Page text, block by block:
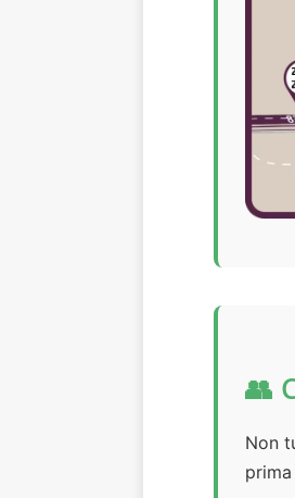
👥
Non